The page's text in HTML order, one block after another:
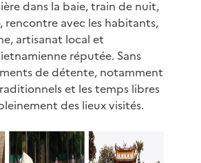
dans la baie, train de nuit,
rencontre avec les habitants,
artisanat local et
réputée. Sans
de détente, notamment
et les temps libres
des lieux visités.